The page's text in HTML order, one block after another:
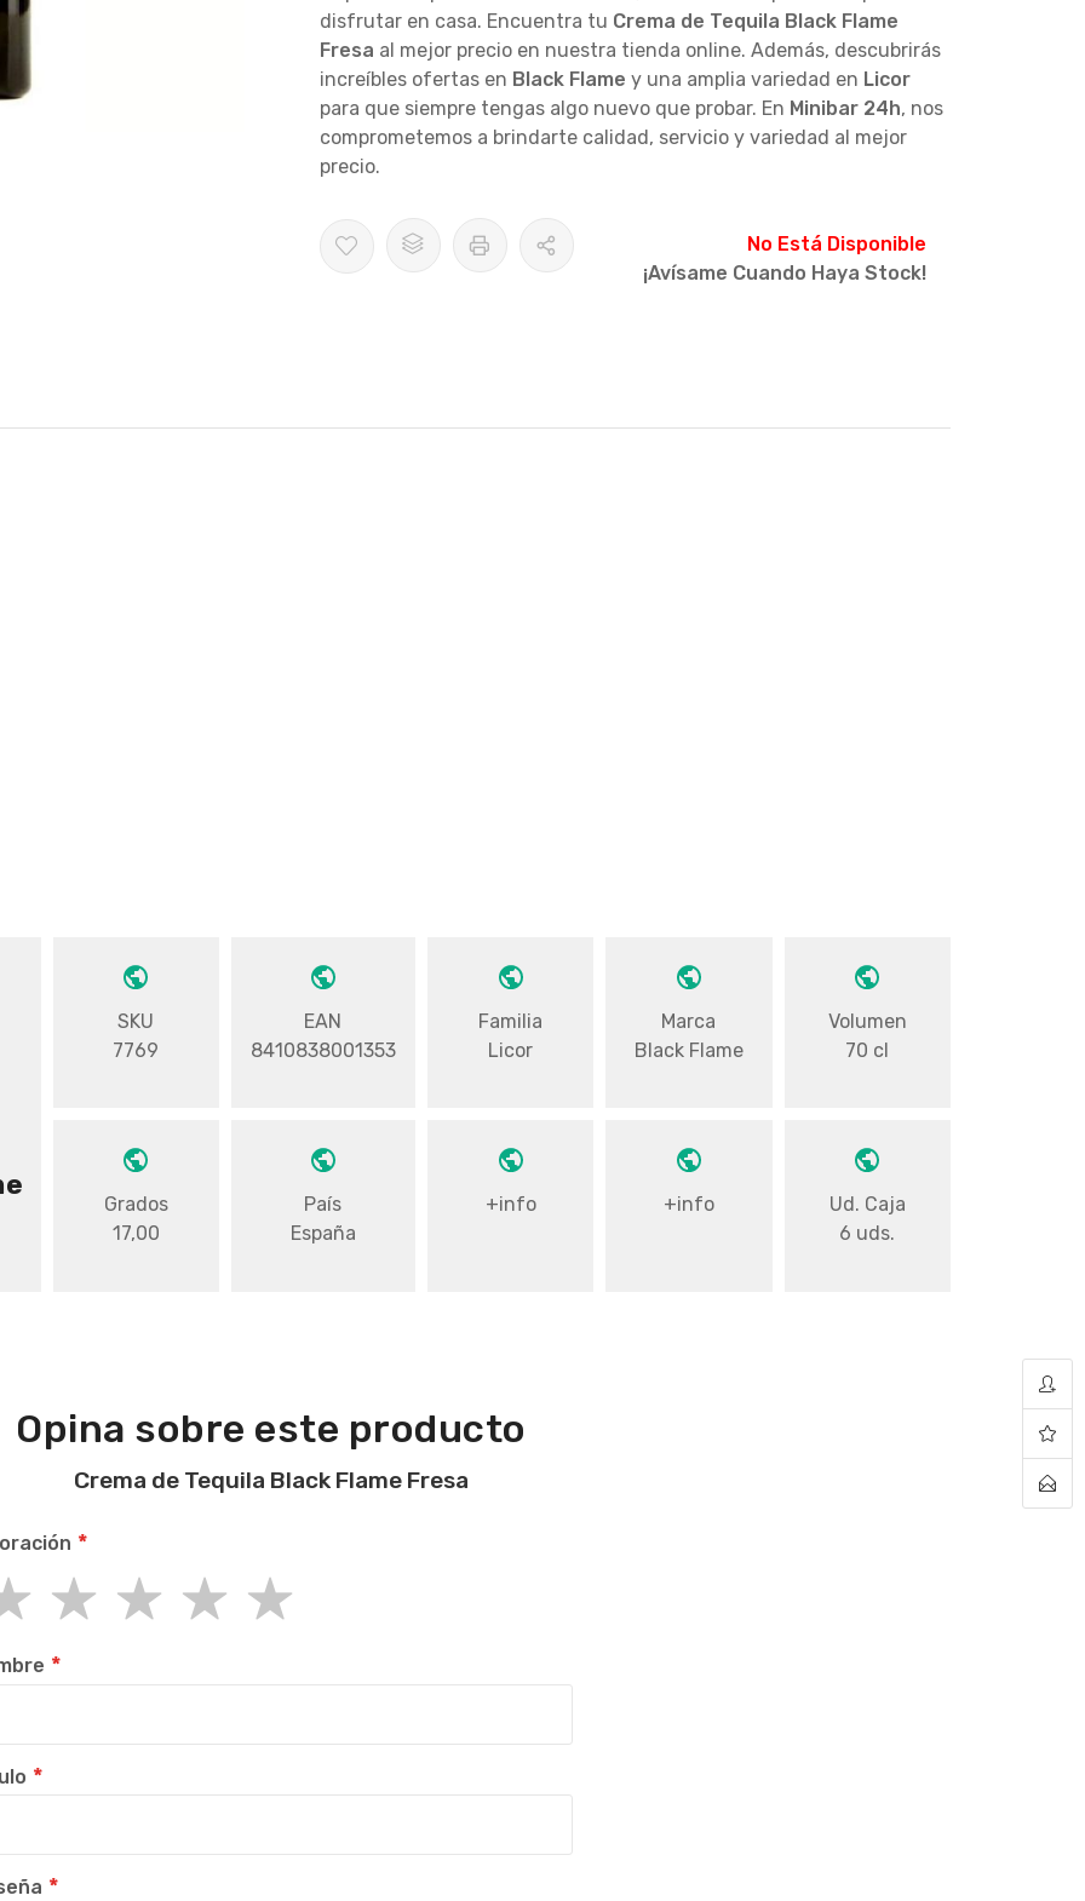
disfrutar en casa. Encuentra tu Crema de Tequila Black Flame
Fresa al mejor precio en nuestra tienda online. Además, descubrirás
increíbles ofertas en Black Flame y una amplia variedad en Licor
para que siempre tengas algo nuevo que probar. En Minibar 24h, nos
comprometemos a brindarte calidad, servicio y variedad al mejor
precio.
No Está Disponible
¡Avísame Cuando Haya Stock!
SKU
7769
EAN
8410838001353
Familia
Licor
Marca
Black Flame
Volumen
70 cl
Grados
17,00
País
España
+info +info
Ud. Caja
6 uds.
Opina sobre este producto
Crema de Tequila Black Flame Fresa